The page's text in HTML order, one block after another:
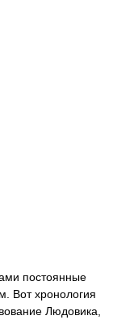
постоянные
Вот хронология
Людовика,